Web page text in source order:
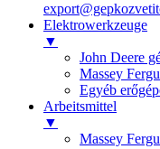
Elektrowerkzeuge
▼
John Deere
Massey
Egyéb
Arbeitsmittel
▼
Massey